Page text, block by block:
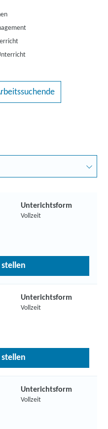
Unterichtsform
Vollzeit
Unterichtsform
Vollzeit
Unterichtsform
Vollzeit